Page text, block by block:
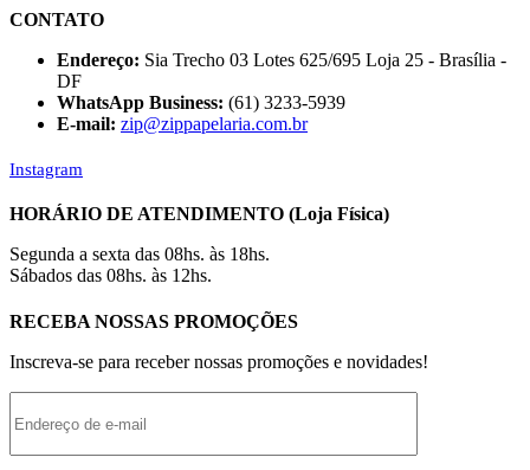
CONTATO
Endereço: Sia Trecho 03 Lotes 625/695 Loja 25 - Brasília -
DF
WhatsApp Business: (61) 3233-5939
E-mail: zip@zippapelaria.com.br
Instagram
HORÁRIO DE ATENDIMENTO (Loja Física)
Segunda a sexta das 08hs. às 18hs.
Sábados das 08hs. às 12hs.
RECEBA NOSSAS PROMOÇÕES
Inscreva-se para receber nossas promoções e novidades!